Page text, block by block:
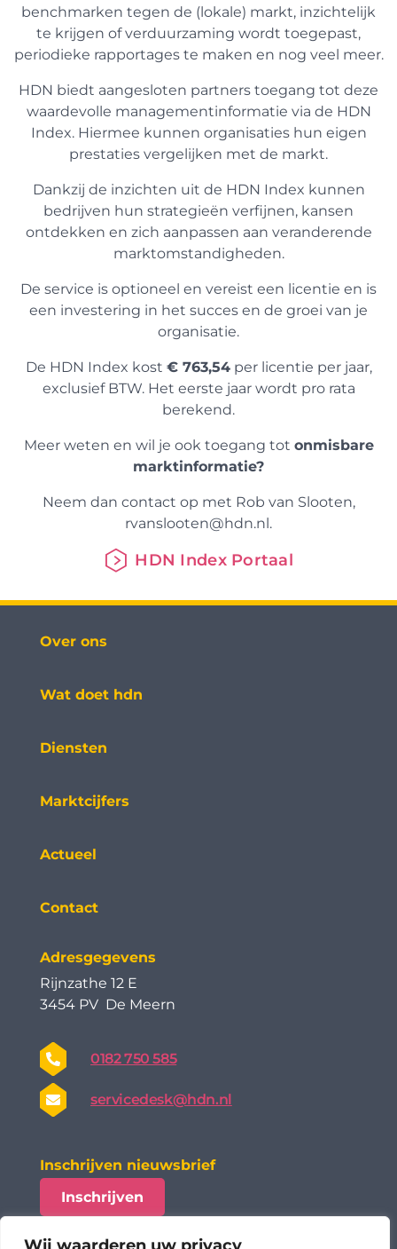
benchmarken tegen de (lokale) markt, inzichtelijk
te krijgen of verduurzaming wordt toegepast,
periodieke rapportages te maken en nog veel meer.
HDN biedt aangesloten partners toegang tot deze
waardevolle managementinformatie via de HDN
Index. Hiermee kunnen organisaties hun eigen
prestaties vergelijken met de markt.
Dankzij de inzichten uit de HDN Index kunnen
bedrijven hun strategieën verfijnen, kansen
ontdekken en zich aanpassen aan veranderende
marktomstandigheden.
De service is optioneel en vereist een licentie en is
een investering in het succes en de groei van je
organisatie.
De HDN Index kost € 763,54per licentie per jaar,
exclusief BTW. Het eerste jaar wordt pro rata
berekend.
Meer weten en wil je ook toegang tot onmisbare
marktinformatie?
Neem dan contact op met Rob van Slooten,
rvanslooten@hdn.nl.
HDN Index Portaal
Over ons
Wat doet hdn
Diensten
Marktcijfers
Actueel
Contact
Adresgegevens
Rijnzathe 12 E
3454 PV De Meern
0182 750 585
servicedesk@hdn.nl
Inschrijven nieuwsbrief
Inschrijven